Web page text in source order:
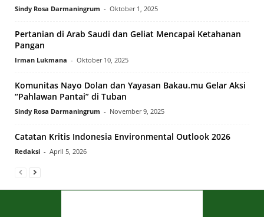
Sindy Rosa Darmaningrum - Oktober 1, 2025
Pertanian di Arab Saudi dan Geliat Mencapai Ketahanan
Pangan
Irman Lukmana - Oktober 10, 2025
Komunitas Nayo Dolan dan Yayasan Bakau.mu Gelar Aksi
“Pahlawan Pantai” di Tuban
Sindy Rosa Darmaningrum - November 9, 2025
Catatan Kritis Indonesia Environmental Outlook 2026
Redaksi - April 5, 2026